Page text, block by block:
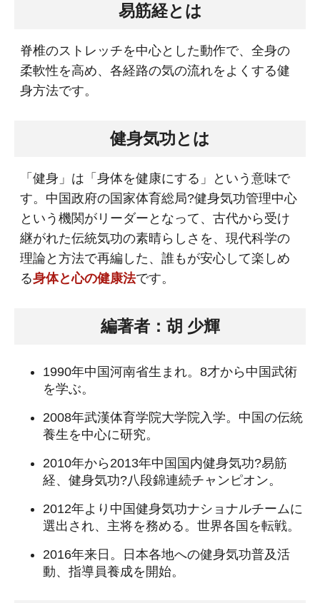
易筋経とは
脊椎のストレッチを中心とした動作で、全身の
柔軟性を高め、各経路の気の流れをよくする健
身方法です。
健身気功とは
「健身」は「身体を健康にする」という意味で
す。中国政府の国家体育総局?健身気功管理中心
という機関がリーダーとなって、古代から受け
継がれた伝統気功の素晴らしさを、現代科学の
理論と方法で再編した、誰もが安心して楽しめ
る身体と心の健康法です。
編著者：胡 少輝
1990年中国河南省生まれ。8才から中国武術
を学ぶ。
2008年武漢体育学院大学院入学。中国の伝統
養生を中心に研究。
2010年から2013年中国国内健身気功?易筋
経、健身気功?八段錦連続チャンピオン。
2012年より中国健身気功ナショナルチームに
選出され、主将を務める。世界各国を転戦。
2016年来日。日本各地への健身気功普及活
動、指導員養成を開始。